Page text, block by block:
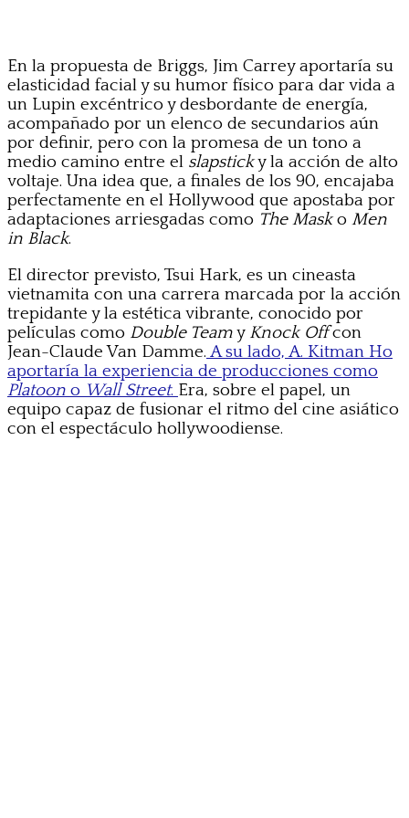
En la propuesta de Briggs, Jim Carrey aportaría su
elasticidad facial y su humor físico para dar vida a
un Lupin excéntrico y desbordante de energía,
acompañado por un elenco de secundarios aún
por definir, pero con la promesa de un tono a
medio camino entre el slapsticky la acción de alto
voltaje. Una idea que, a finales de los 90, encajaba
perfectamente en el Hollywood que apostaba por
adaptaciones arriesgadas como The Masko Men
in Black.
El director previsto, Tsui Hark, es un cineasta
vietnamita con una carrera marcada por la acción
trepidante y la estética vibrante, conocido por
películas como Double Teamy Knock Offcon
Jean-Claude Van Damme. A su lado, A. Kitman Ho
aportaría la experiencia de producciones como
Platoon o Wall Street. Era, sobre el papel, un
equipo capaz de fusionar el ritmo del cine asiático
con el espectáculo hollywoodiense.